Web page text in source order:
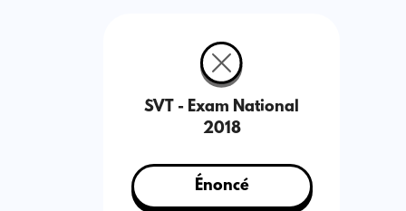
SVT - Exam National
2018
Énoncé